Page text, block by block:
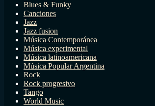
Blues & Funky
Canciones
Jazz
Jazz fusion
Música Contemporánea
Música experimental
Música latinoamericana
Música Popular Argentina
Rock
Rock progresivo
Tango
World Music